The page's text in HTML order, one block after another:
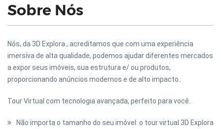
Sobre Nós
Nós, da 3D Explora , acreditamos que com uma experiência
imersiva de alta qualidade, podemos ajudar diferentes mercados
a expor seus imóveis, sua estrutura e/ ou produtos,
proporcionando anúncios modernos e de alto impacto.
Tour Virtual com tecnologia avançada, perfeito para você.
Não importa o tamanho do seu imóvel: o tour virtual 3D Explora